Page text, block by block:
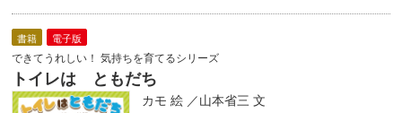
書籍 電子版
できてうれしい！ 気持ちを育てるシリーズ
トイレは ともだち
カモ 絵 ／山本省三 文